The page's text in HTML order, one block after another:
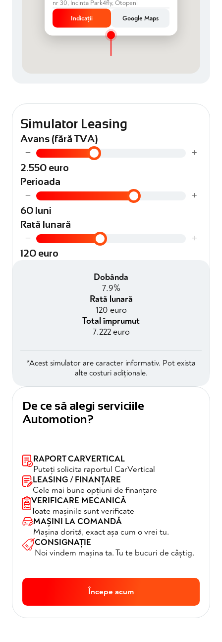
nr 30, Incinta Park4fly, Otopeni
Indicații
Google Maps
Simulator Leasing
Avans (fără TVA)
− +
2.550 euro
Perioada
− +
60 luni
Rată lunară
− +
120 euro
Dobânda
7.9%
Rată lunară
120 euro
Total împrumut
7.222 euro
*Acest simulator are caracter informativ. Pot exista
alte costuri adiționale.
De ce să alegi serviciile
Automotion?
RAPORT CARVERTICAL
Puteți solicita raportul CarVertical
LEASING / FINANȚARE
Cele mai bune opțiuni de finanțare
VERIFICARE MECANICĂ
Toate mașinile sunt verificate
MAȘINI LA COMANDĂ
Mașina dorită, exact așa cum o vrei tu.
CONSIGNAȚIE
Noi vindem mașina ta. Tu te bucuri de câștig.
Începe acum